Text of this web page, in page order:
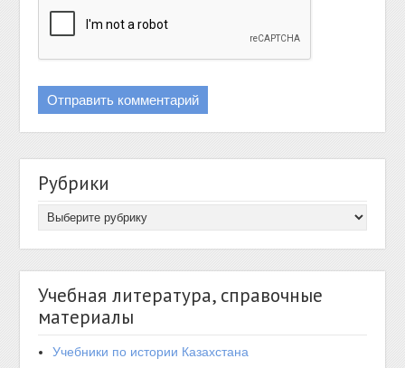
Рубрики
Учебная литература, справочные
материалы
Учебники по истории Казахстана